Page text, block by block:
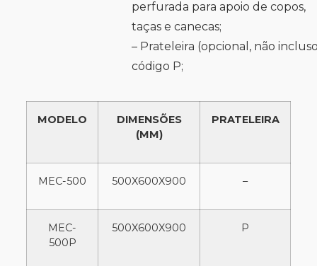
perfurada para apoio de copos,
taças e canecas;
– Prateleira (opcional, não
código P;
MODELO
DIMENSÕES
(MM)
PRATELEIRA
MEC-500 500X600X900 –
MEC-
500P
500X600X900 P